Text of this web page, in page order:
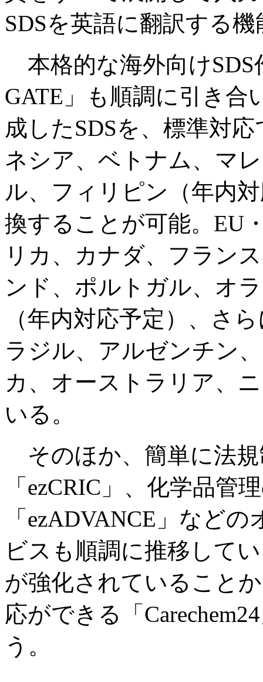
SDSを英語に翻訳する
本格的な海外向けSDS
GATE」も順調に引き合
成したSDSを、標準対
ネシア、ベトナム、マ
ル、フィリピン（年内
換することが可能。EU
リカ、カナダ、フラン
ンド、ポルトガル、オ
（年内対応予定）、さ
ラジル、アルゼンチン
カ、オーストラリア、
いる。
そのほか、簡単に法
「ezCRIC」、化学品管
「ezADVANCE」など
ビスも順調に推移して
が強化されていること
応ができる「
う。